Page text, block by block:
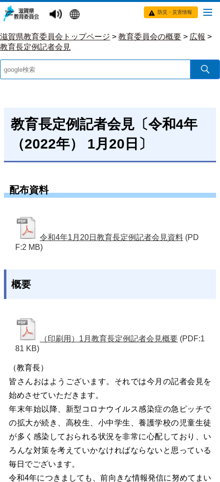
防災・災害情報
滋賀県教育委員会トップページ > 教育委員会の概要 > 広報 >
教育長定例記者会見
教育長定例記者会見〔令和4年
（2022年） 1月20日〕
配布資料
令和4年1月20日教育長定例記者会見資料 (PD
F:2 MB)
概要
（印刷用）1月教育長定例記者会見概要 (PDF:1
81 KB)
（教育長）
皆さんおはようございます。それでは今月の記者会見を
始めさせていただきます。
年末年始以降、新型コロナウイルス感染症の急ピッチで
の拡大が続き、高校生、小中学生、養護学校の児童生徒
が多く感染しておられる状況を非常に心配しており、い
ろんな対策を考えていかなければならないと思っている
毎日でございます。
令和4年につきましても、前向きな情報発信に努めてまい